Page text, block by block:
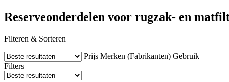
Reserveonderdelen voor rugzak- en
Filteren & Sorteren
Prijs Merken (Fabrikanten) Gebruik
Filters